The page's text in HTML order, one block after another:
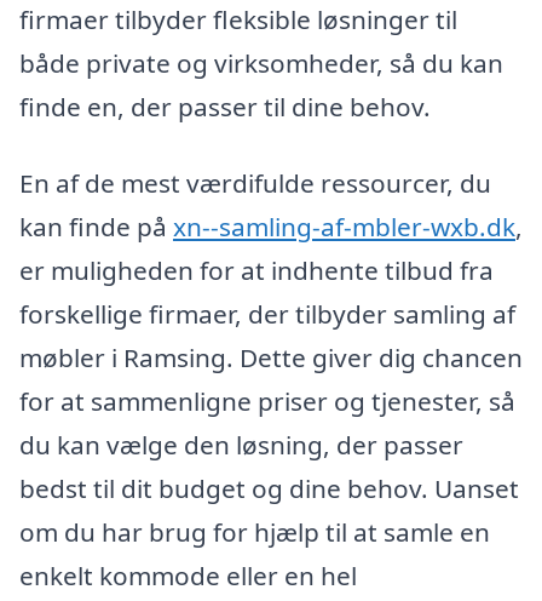
firmaer tilbyder fleksible løsninger til
både private og virksomheder, så du kan
finde en, der passer til dine behov.
En af de mest værdifulde ressourcer, du
kan finde på xn--samling-af-mbler-wxb.dk,
er muligheden for at indhente tilbud fra
forskellige firmaer, der tilbyder samling af
møbler i Ramsing. Dette giver dig chancen
for at sammenligne priser og tjenester, så
du kan vælge den løsning, der passer
bedst til dit budget og dine behov. Uanset
om du har brug for hjælp til at samle en
enkelt kommode eller en hel